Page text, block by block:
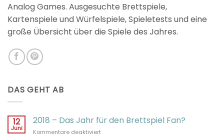
Analog Games. Ausgesuchte Brettspiele,
Kartenspiele und Würfelspiele, Spieletests und eine
große Übersicht über die Spiele des Jahres.
DAS GEHT AB
12
Juni
2018 – Das Jahr für den Brettspiel Fan?
Kommentare deaktiviertfür